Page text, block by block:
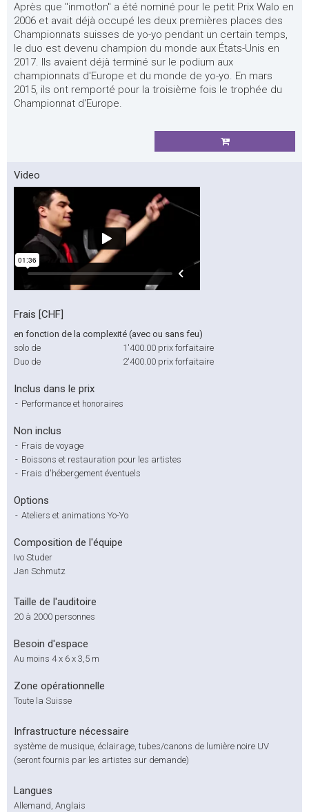
Après que "inmot!on" a été nominé pour le petit Prix Walo en
2006 et avait déjà occupé les deux premières places des
Championnats suisses de yo-yo pendant un certain temps,
le duo est devenu champion du monde aux États-Unis en
2017. Ils avaient déjà terminé sur le podium aux
championnats d'Europe et du monde de yo-yo. En mars
2015, ils ont remporté pour la troisième fois le trophée du
Championnat d'Europe.
Video
Frais [CHF]
en fonction de la complexité (avec ou sans feu)
solo de
1'400.00 prix forfaitaire
Duo de
2'400.00 prix forfaitaire
Inclus dans le prix
- Performance et honoraires
Non inclus
- Frais de voyage
- Boissons et restauration pour les artistes
- Frais d'hébergement éventuels
Options
- Ateliers et animations Yo-Yo
Composition de l'équipe
Ivo Studer
Jan Schmutz
Taille de l'auditoire
20 à 2000 personnes
Besoin d'espace
Au moins 4 x 6 x 3,5 m
Zone opérationnelle
Toute la Suisse
Infrastructure nécessaire
système de musique, éclairage, tubes/canons de lumière noire UV
(seront fournis par les artistes sur demande)
Langues
Allemand, Anglais